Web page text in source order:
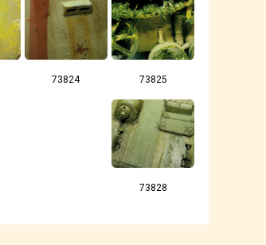
73824 73825
73828